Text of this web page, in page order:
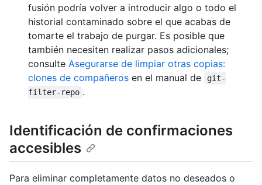
fusión podría volver a introducir algo o todo el
historial contaminado sobre el que acabas de
tomarte el trabajo de purgar. Es posible que
también necesiten realizar pasos adicionales;
consulte Asegurarse de limpiar otras copias:
clones de compañeros en el manual de
git-
filter-repo .
Identificación de confirmaciones
accesibles
Para eliminar completamente datos no deseados o